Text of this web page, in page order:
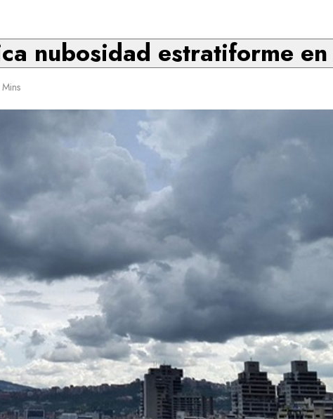
nubosidad estratiforme
Mins